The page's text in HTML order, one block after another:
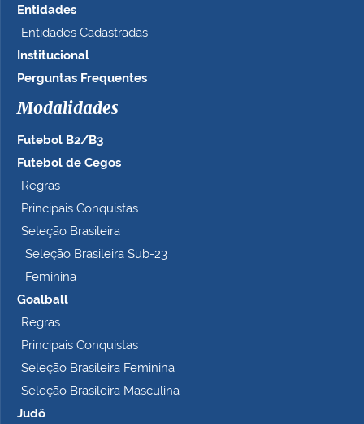
t
a
n
o
o
m
e
t
Entidades
Entidades Cadastradas
Institucional
Perguntas Frequentes
Modalidades
Futebol B2/B3
Futebol de Cegos
Regras
Principais Conquistas
Seleção Brasileira
Seleção Brasileira Sub-23
Feminina
Goalball
Regras
Principais Conquistas
Seleção Brasileira Feminina
Seleção Brasileira Masculina
Judô